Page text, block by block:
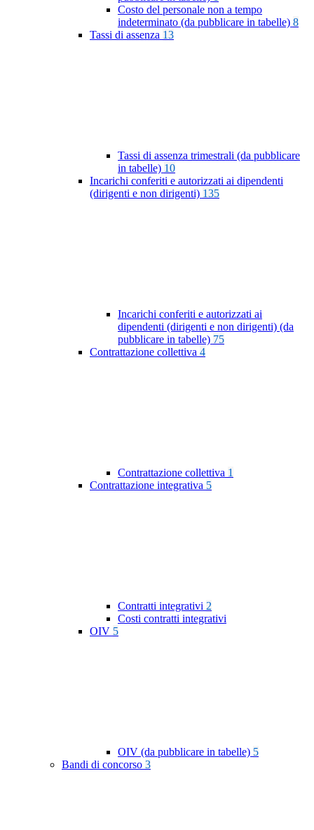
Costo del personale non a tempo
indeterminato (da pubblicare in tabelle) 8
Tassi di assenza 13
Tassi di assenza trimestrali (da pubblicare
in tabelle) 10
Incarichi conferiti e autorizzati ai dipendenti
(dirigenti e non dirigenti) 135
Incarichi conferiti e autorizzati ai
dipendenti (dirigenti e non dirigenti) (da
pubblicare in tabelle) 75
Contrattazione collettiva 4
Contrattazione collettiva 1
Contrattazione integrativa 5
Contratti integrativi 2
Costi contratti integrativi
OIV 5
OIV (da pubblicare in tabelle) 5
Bandi di concorso 3